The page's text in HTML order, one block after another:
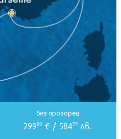
без прозорец
29900 € / 58479 лв.